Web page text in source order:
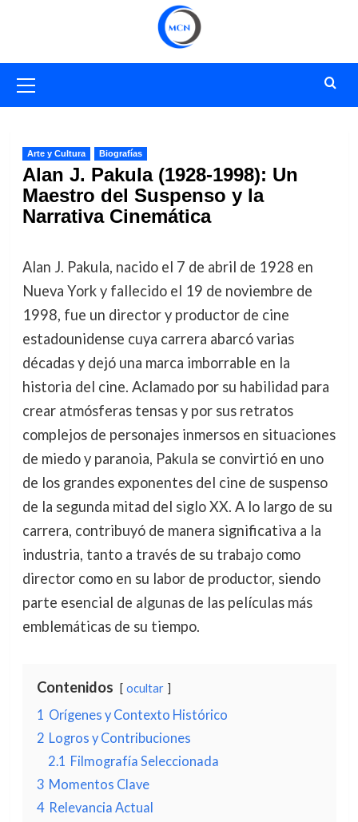
primario
Arte y Cultura Biografías
Alan J. Pakula (1928-1998): Un
Maestro del Suspenso y la
Narrativa Cinemática
Alan J. Pakula, nacido el 7 de abril de 1928 en
Nueva York y fallecido el 19 de noviembre de
1998, fue un director y productor de cine
estadounidense cuya carrera abarcó varias
décadas y dejó una marca imborrable en la
historia del cine. Aclamado por su habilidad para
crear atmósferas tensas y por sus retratos
complejos de personajes inmersos en situaciones
de miedo y paranoia, Pakula se convirtió en uno
de los grandes exponentes del cine de suspenso
de la segunda mitad del siglo XX. A lo largo de su
carrera, contribuyó de manera significativa a la
industria, tanto a través de su trabajo como
director como en su labor de productor, siendo
parte esencial de algunas de las películas más
emblemáticas de su tiempo.
Contenidos ocultar
1 Orígenes y Contexto Histórico
2 Logros y Contribuciones
2.1 Filmografía Seleccionada
3 Momentos Clave
4 Relevancia Actual